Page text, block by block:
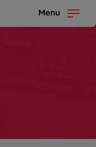
Menu